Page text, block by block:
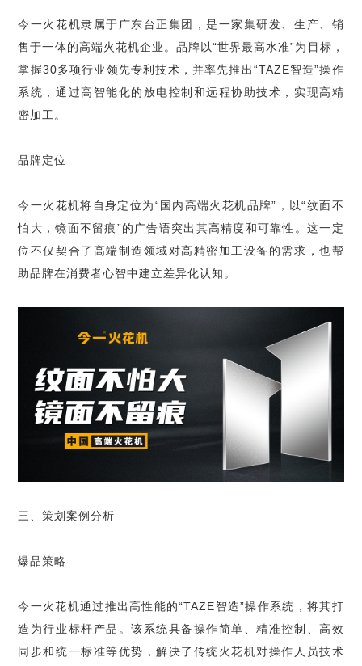
今一火花机隶属于广东台正集团，是一家集研发、生产、销
售于一体的高端火花机企业。品牌以“世界最高水准”为目标，
掌握30多项行业领先专利技术，并率先推出“TAZE智造”操作
系统，通过高智能化的放电控制和远程协助技术，实现高精
密加工。
品牌定位
今一火花机将自身定位为“国内高端火花机品牌”，以“纹面不
怕大，镜面不留痕”的广告语突出其高精度和可靠性。这一定
位不仅契合了高端制造领域对高精密加工设备的需求，也帮
助品牌在消费者心智中建立差异化认知。
三、策划案例分析
爆品策略
今一火花机通过推出高性能的“TAZE智造”操作系统，将其打
造为行业标杆产品。该系统具备操作简单、精准控制、高效
同步和统一标准等优势，解决了传统火花机对操作人员技术